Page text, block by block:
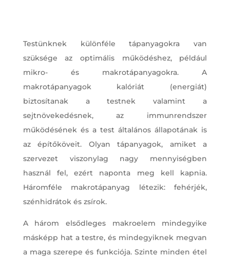
Testünknek különféle tápanyagokra van
szüksége az optimális működéshez, például
mikro- és makrotápanyagokra. A
makrotápanyagok kalóriát (energiát)
biztosítanak a testnek valamint a
sejtnövekedésnek, az immunrendszer
működésének és a test általános állapotának is
az építőköveit. Olyan tápanyagok, amiket a
szervezet viszonylag nagy mennyiségben
használ fel, ezért naponta meg kell kapnia.
Háromféle makrotápanyag létezik: fehérjék,
szénhidrátok és zsírok.
A három elsődleges makroelem mindegyike
másképp hat a testre, és mindegyiknek megvan
a maga szerepe és funkciója. Szinte minden étel